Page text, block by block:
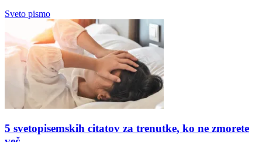
Sveto pismo
5 svetopisemskih citatov za trenutke, ko ne zmorete